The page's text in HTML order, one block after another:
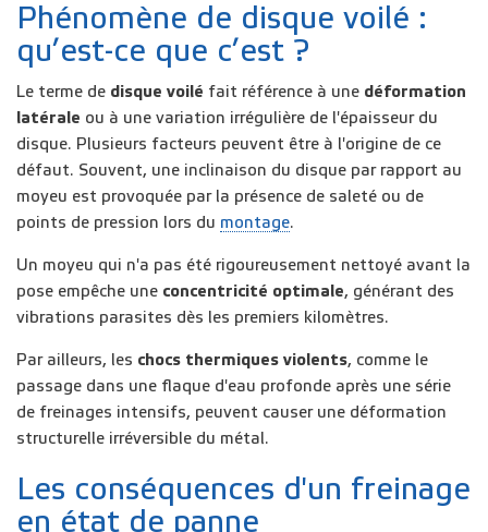
Phénomène de disque voilé :
qu’est-ce que c’est ?
Le terme de disque voilé fait référence à une déformation
latérale ou à une variation irrégulière de l'épaisseur du
disque. Plusieurs facteurs peuvent être à l'origine de ce
défaut. Souvent, une inclinaison du disque par rapport au
moyeu est provoquée par la présence de saleté ou de
points de pression lors du montage.
Un moyeu qui n'a pas été rigoureusement nettoyé avant la
pose empêche une concentricité optimale, générant des
vibrations parasites dès les premiers kilomètres.
Par ailleurs, les chocs thermiques violents, comme le
passage dans une flaque d'eau profonde après une série
de freinages intensifs, peuvent causer une déformation
structurelle irréversible du métal.
Les conséquences d'un freinage
en état de panne